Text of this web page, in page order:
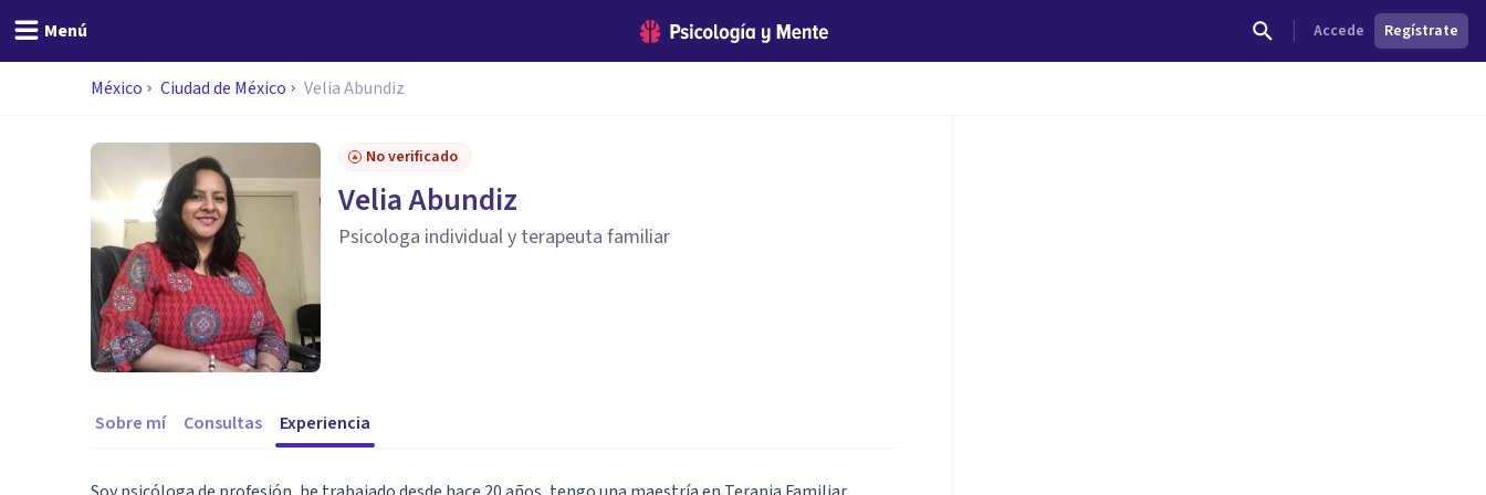
Menú Accede Regístrate
México Ciudad de México Velia Abundiz
No verificado
Velia Abundiz
Psicologa individual y terapeuta familiar
Sobre mí Consultas Experiencia